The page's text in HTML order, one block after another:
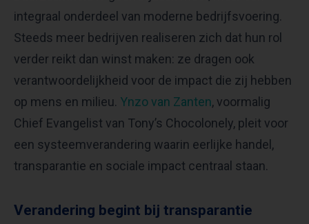
integraal onderdeel van moderne bedrijfsvoering.
Steeds meer bedrijven realiseren zich dat hun rol
verder reikt dan winst maken: ze dragen ook
verantwoordelijkheid voor de impact die zij hebben
op mens en milieu. Ynzo van Zanten, voormalig
Chief Evangelist van Tony’s Chocolonely, pleit voor
een systeemverandering waarin eerlijke handel,
transparantie en sociale impact centraal staan.
Verandering begint bij transparantie